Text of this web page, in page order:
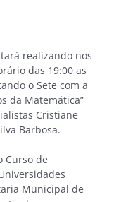
realizando nos
das 19:00 as
o Sete com a
da Matemática”
Cristiane
Barbosa.
Curso de
Municipal de